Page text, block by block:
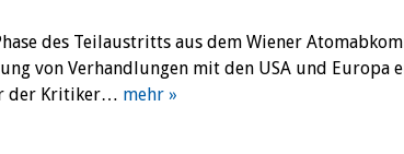
des Teilaustritts aus dem Wiener
von Verhandlungen mit den USA und Europa
der Kritiker… mehr »